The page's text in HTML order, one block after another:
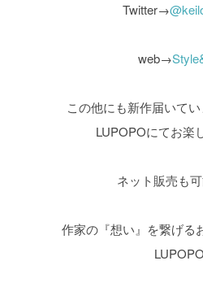
Twitter→
web→
この他にも新作届いて
LUPOPOにてお楽
ネット販売も
作家の『想い』を繋げ